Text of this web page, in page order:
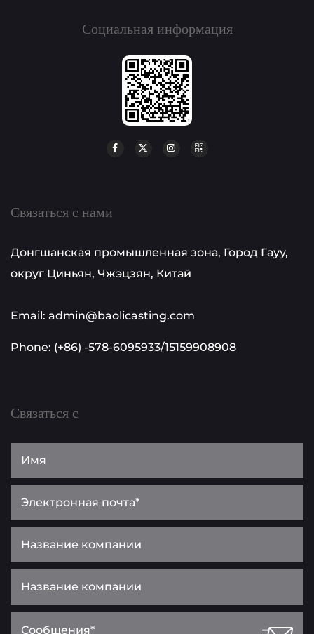
Социальная информация
Связаться с нами
Донгшанская промышленная зона, Город Гауу,
округ Циньян, Чжэцзян, Китай
Email: admin@baolicasting.com
Phone: (+86) -578-6095933/15159908908
Связаться с